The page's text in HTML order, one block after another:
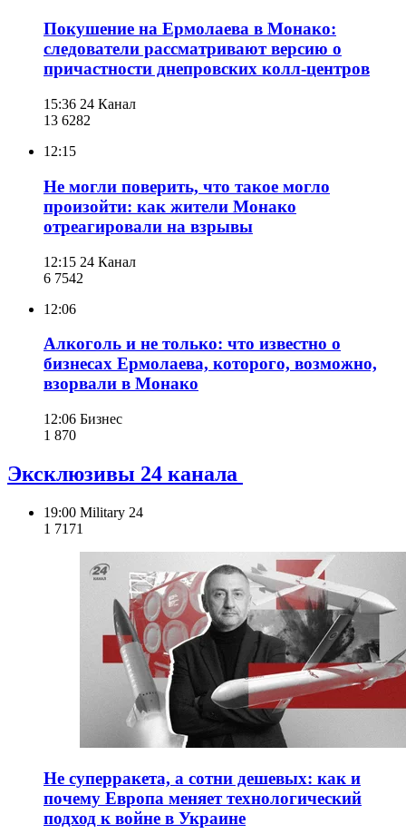
Покушение на Ермолаева в Монако:
следователи рассматривают версию о
причастности днепровских колл-центров
15:36 24 Канал
13 6282
12:15
Не могли поверить, что такое могло
произойти: как жители Монако
отреагировали на взрывы
12:15 24 Канал
6 7542
12:06
Алкоголь и не только: что известно о
бизнесах Ермолаева, которого, возможно,
взорвали в Монако
12:06 Бизнес
1 870
Эксклюзивы 24 канала
19:00 Military 24
1 7171
Не суперракета, а сотни дешевых: как и
почему Европа меняет технологический
подход к войне в Украине